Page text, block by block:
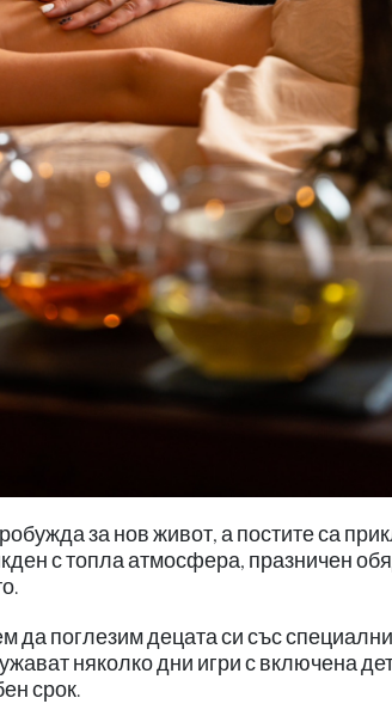
за нов живот, а постите са
с топла атмосфера, празничен
да поглезим децата си със
няколко дни игри с включена
срок.